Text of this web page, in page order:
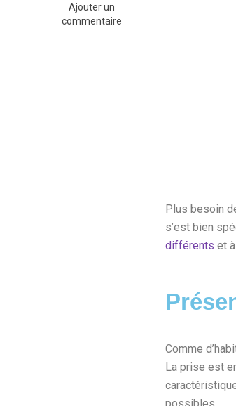
Ajouter un
commentaire
Plus besoin
s’est bien
différents et
Comme
La prise est
possibles.